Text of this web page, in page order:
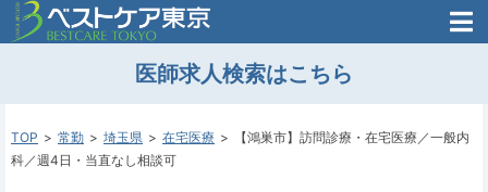
医師がはじめた
医師のための
転職支援
転職支援のお問い合わせ
医師求人検索はこちら
TOP 常勤 埼玉県 在宅医療
【鴻巣市】訪問診療・在宅医療／一般内
科／週4日・当直なし相談可